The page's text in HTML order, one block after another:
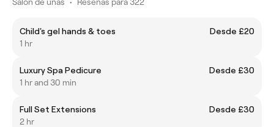
Child's gel hands & toes
Desde £20
1 hr
Luxury Spa Pedicure
Desde £30
1 hr and 30 min
Full Set Extensions
Desde £30
2 hr